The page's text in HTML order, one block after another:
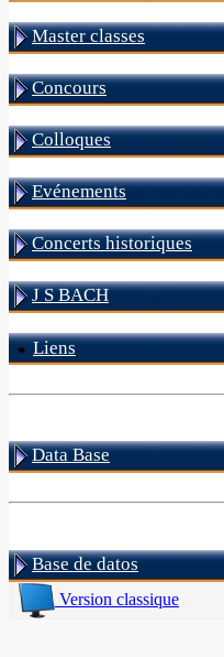
Master classes
Concours
Colloques
Evénements
Concerts historiques
J S BACH
Liens
Data Base
Base de datos
Version classique